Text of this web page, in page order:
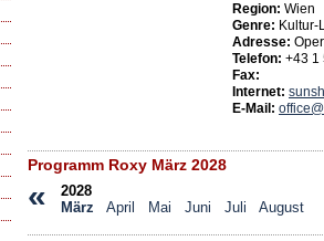
Region: Wien
Genre: Kultur-
Adresse:
Telefon: +43 1
Fax:
Internet:
E-Mail:
Programm Roxy März 2028
«
2028
März
April Mai Juni Juli August